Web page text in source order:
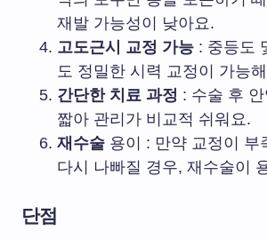
재발 가능성이 낮아요.
고도근시 교정 가능 : 중등도
도 정밀한 시력 교정이 가능
간단한 치료 과정 : 수술 후 안
짧아 관리가 비교적 쉬워요.
재수술 용이 : 만약 교정이 부
다시 나빠질 경우, 재수술이
단점